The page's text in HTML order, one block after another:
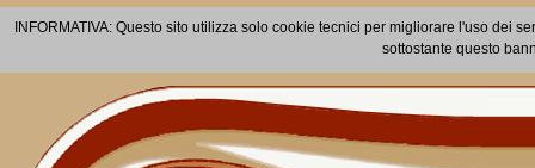
INFORMATIVA: Questo sito utilizza solo cookie tecnici per migliorare l'uso dei
sottostante questo